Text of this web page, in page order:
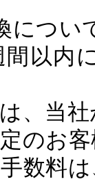
につい
間以
、当
のお
数料